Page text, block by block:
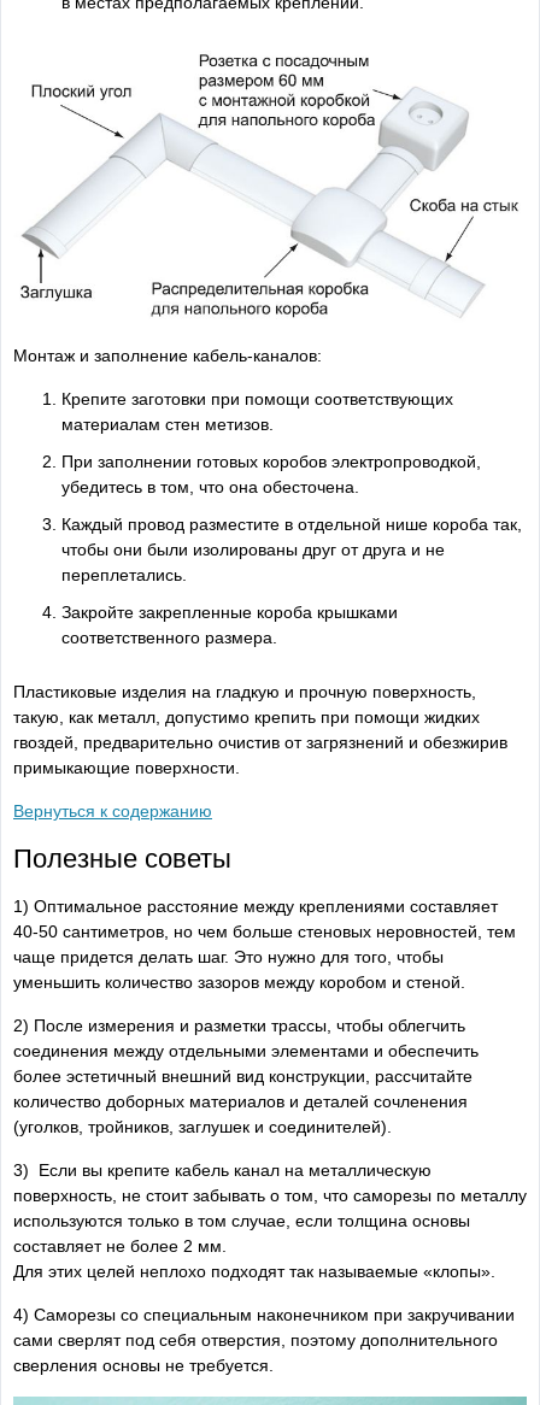
Монтаж и заполнение кабель-каналов:
Крепите заготовки при помощи соответствующих
материалам стен метизов.
При заполнении готовых коробов электропроводкой,
убедитесь в том, что она обесточена.
Каждый провод разместите в отдельной нише короба так,
чтобы они были изолированы друг от друга и не
переплетались.
Закройте закрепленные короба крышками
соответственного размера.
Пластиковые изделия на гладкую и прочную поверхность,
такую, как металл, допустимо крепить при помощи жидких
гвоздей, предварительно очистив от загрязнений и обезжирив
примыкающие поверхности.
Вернуться к содержанию
Полезные советы
1) Оптимальное расстояние между креплениями составляет
40-50 сантиметров, но чем больше стеновых неровностей, тем
чаще придется делать шаг. Это нужно для того, чтобы
уменьшить количество зазоров между коробом и стеной.
2) После измерения и разметки трассы, чтобы облегчить
соединения между отдельными элементами и обеспечить
более эстетичный внешний вид конструкции, рассчитайте
количество доборных материалов и деталей сочленения
(уголков, тройников, заглушек и соединителей).
3) Если вы крепите кабель канал на металлическую
поверхность, не стоит забывать о том, что саморезы по металлу
используются только в том случае, если толщина основы
составляет не более 2 мм.
Для этих целей неплохо подходят так называемые «клопы».
4) Саморезы со специальным наконечником при закручивании
сами сверлят под себя отверстия, поэтому дополнительного
сверления основы не требуется.